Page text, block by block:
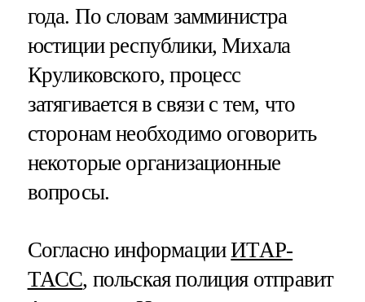
года. По словам замминистра
юстиции республики, Михала
Круликовского, процесс
затягивается в связи с тем, что
сторонам необходимо оговорить
некоторые организационные
вопросы.
Согласно информацииИТАР-
ТАСС, польская полиция отправит